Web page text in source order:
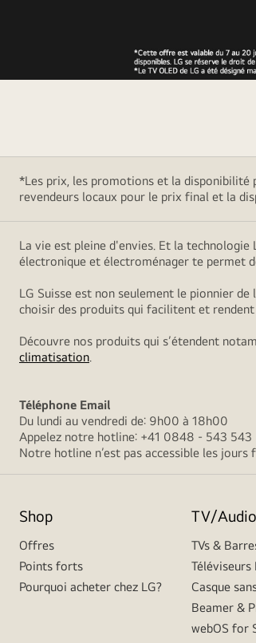
*Les prix, les promotions et la disponibilité
revendeurs locaux pour le prix final et la
La vie est pleine d'envies. Et la
électronique et électroménager te permet
LG Suisse est non seulement le pionnier de
choisir des produits qui facilitent et
Découvre nos produits qui s’étendent
climatisation.
Téléphone Email
Du lundi au vendredi de: 9h00 à 18h00
Appelez notre hotline: +41 0848 - 543 543
Notre hotline n’est pas accessible les jours
Shop
Offres
Points forts
Pourquoi acheter chez LG?
TV/
TVs &
Casque
Beamer &
webOS for